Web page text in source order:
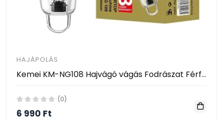
HAJÁPOLÁS
Kemei KM-NG108 Hajvágó vágás Fodrászat Férfi Akkus elektromos Professzionális Borotvavágó Teljesen átlátszó gépház
(0)
6 990 Ft